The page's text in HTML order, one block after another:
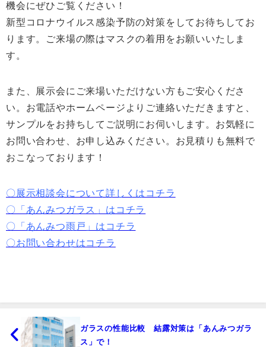
機会にぜひご覧ください！
新型コロナウイルス感染予防の対策をしてお待ちしてお
ります。ご来場の際はマスクの着用をお願いいたしま
す。
また、展示会にご来場いただけない方もご安心くださ
い。お電話やホームページよりご連絡いただきますと、
サンプルをお持ちしてご説明にお伺いします。お気軽に
お問い合わせ、お申し込みください。お見積りも無料で
おこなっております！
〇展示相談会について詳しくはコチラ
〇「あんみつガラス」はコチラ
〇「あんみつ雨戸」はコチラ
〇お問い合わせはコチラ
ガラスの性能比較 結露対策は「あんみつガラ
ス」で！